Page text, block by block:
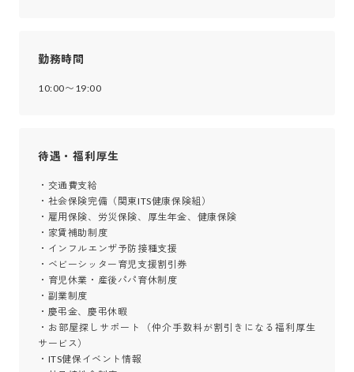
勤務時間
10:00〜19:00
待遇・福利厚生
・交通費支給
・社会保険完備（関東ITS健康保険組）
・雇用保険、労災保険、厚生年金、健康保険
・家賃補助制度
・インフルエンザ予防接種支援
・ベビーシッター育児支援割引券
・育児休業・産後パパ育休制度
・副業制度
・慶弔金、慶弔休暇
・お部屋探しサポート（仲介手数料が割引きになる福利厚生
サービス）
・ITS健保イベント情報